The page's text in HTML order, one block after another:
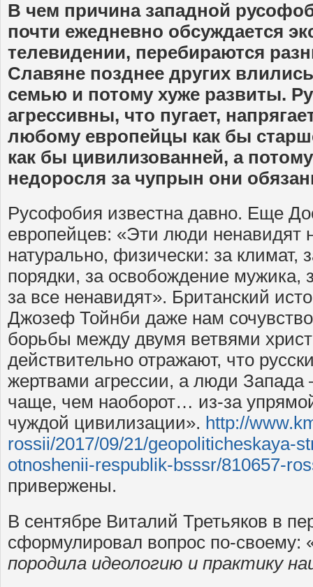
В чем причина западной
почти ежедневно обсуждается
телевидении, перебираются
Славяне позднее других
семью и потому хуже развиты.
агрессивны, что пугает,
любому европейцы как бы
как бы цивилизованней, а
недоросля за чупрын они
Русофобия известна давно. Еще
европейцев: «Эти люди ненавидят
натурально, физически: за климат,
порядки, за освобождение
за все ненавидят». Британский
Джозеф Тойнби даже нам
борьбы между двумя ветвями
действительно отражают, что
жертвами агрессии, а люди Запада
чаще, чем наоборот… из-за
чуждой цивилизации». http://
rossii/2017/09/21/geopoliticheskaya-
otnoshenii-respublik-bsssr/810657-
привержены.
В сентябре Виталий Третьяков в
сформулировал вопрос по-своему:
породила идеологию и практику